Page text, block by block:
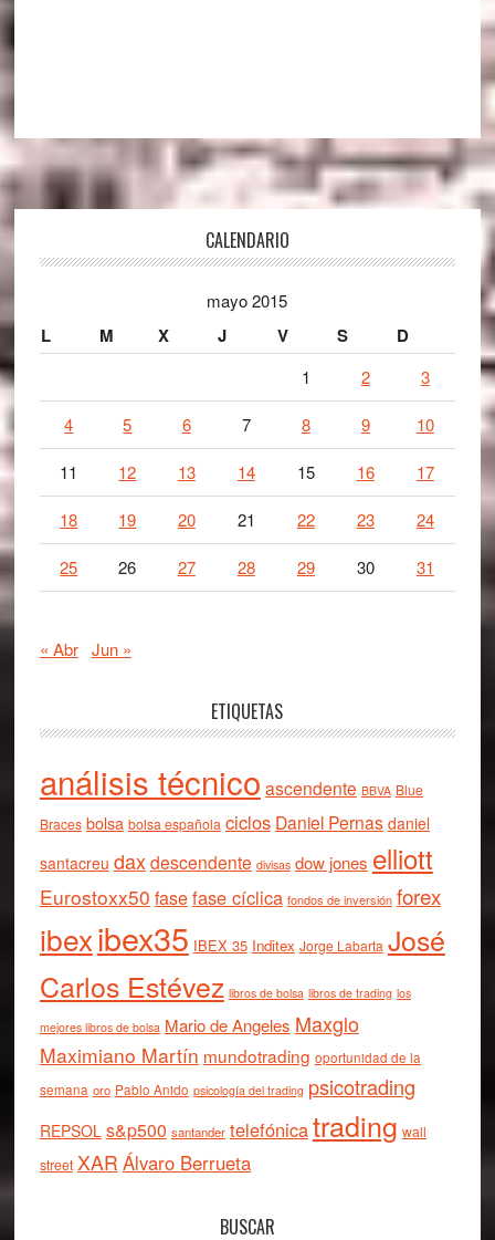
CALENDARIO
mayo 2015
L M X J V S D
1 2 3
4 5 6 7 8 9 10
11 12 13 14 15 16 17
18 19 20 21 22 23 24
25 26 27 28 29 30 31
« Abr Jun »
ETIQUETAS
análisis técnico ascendente BBVA Blue
Braces bolsa bolsa española ciclos Daniel Pernas daniel
santacreu daxdescendente divisas dow jones elliott
Eurostoxx50 fasefase cíclica fondos de inversión forex
ibexibex35 IBEX 35 Inditex Jorge Labarta José
Carlos Estévez libros de bolsa libros de trading los
mejores libros de bolsa Mario de Angeles Maxglo
Maximiano Martín mundotrading oportunidad de la
semana oro Pablo Anido psicología del trading psicotrading
REPSOL s&p500 santander telefónicatrading wall
street XAR Álvaro Berrueta
BUSCAR